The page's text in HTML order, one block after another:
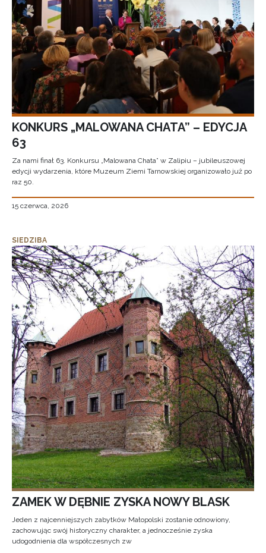
KONKURS „MALOWANA CHATA” – EDYCJA
63
Za nami finał 63. Konkursu „Malowana Chata” w Zalipiu – jubileuszowej
edycji wydarzenia, które Muzeum Ziemi Tarnowskiej organizowało już po
raz 50.
15 czerwca, 2026
SIEDZIBA
ZAMEK W DĘBNIE ZYSKA NOWY BLASK
Jeden z najcenniejszych zabytków Małopolski zostanie odnowiony,
zachowując swój historyczny charakter, a jednocześnie zyska
udogodnienia dla współczesnych zw